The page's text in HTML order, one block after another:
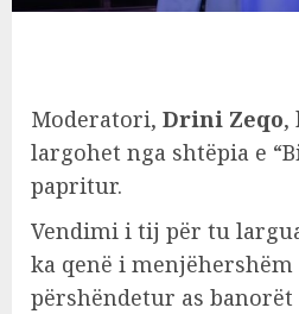
Moderatori, Drini Zeqo,
largohet nga shtëpia e
papritur.
Vendimi i tij për tu
ka qenë i
përshëndetur as banorët